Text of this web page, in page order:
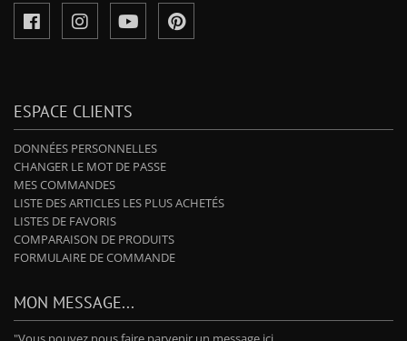
ESPACE CLIENTS
DONNÉES PERSONNELLES
CHANGER LE MOT DE PASSE
MES COMMANDES
LISTE DES ARTICLES LES PLUS ACHETÉS
LISTES DE FAVORIS
COMPARAISON DE PRODUITS
FORMULAIRE DE COMMANDE
MON MESSAGE...